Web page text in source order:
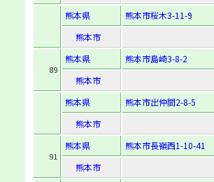
熊本県
熊本市桜木3-11-9
熊本市
89
熊本県
熊本市島崎3-8-2
熊本市
熊本県
熊本市出仲間2-8-5
熊本市
91
熊本県
熊本市長嶺西1-10-41
熊本市